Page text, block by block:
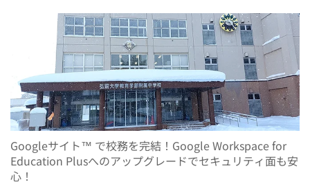
Googleサイト™ で校務を完結！Google Workspace for
Education Plusへのアップグレードでセキュリティ面も安
心！